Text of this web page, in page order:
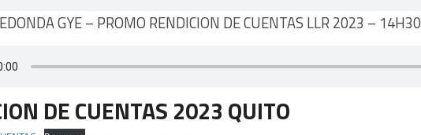
GYE – PROMO RENDICION DE CUENTAS LLR 2023 – 14H30
DE CUENTAS 2023 QUITO